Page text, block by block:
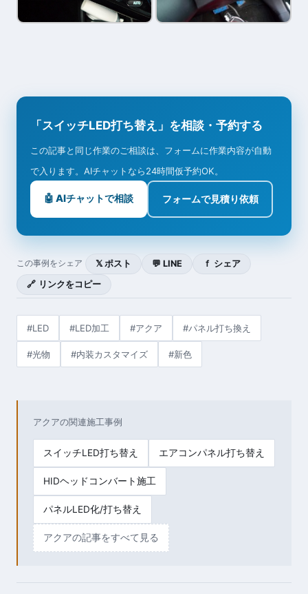
「スイッチLED打ち替え」を相談・予約する
この記事と同じ作業のご相談は、フォームに作業内容が自動
で入ります。AIチャットなら24時間仮予約OK。
🤖 AIチャットで相談 フォームで見積り依頼
この事例をシェア 𝕏 ポスト 💬 LINE
ｆ シェア
🔗 リンクをコピー
#LED #LED加工 #アクア #パネル打ち換え
#光物 #内装カスタマイズ #新色
アクアの関連施工事例
スイッチLED打ち替え エアコンパネル打ち替え
HIDヘッドコンバート施工
パネルLED化/打ち替え
アクアの記事をすべて見る